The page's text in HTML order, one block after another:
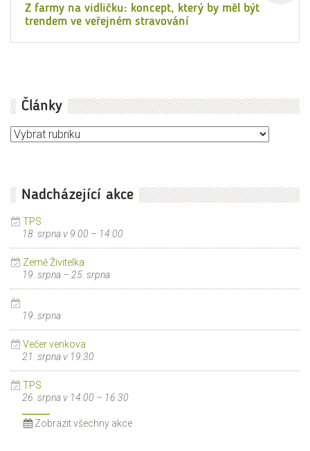
Následující
příspěvek:
Z farmy na vidličku: koncept, který by měl být
trendem ve veřejném stravování
Články
Články
Nadcházející akce
TPS
18. srpna v 9:00 – 14:00
Země Živitelka
19. srpna – 25. srpna
19. srpna
Večer venkova
21. srpna v 19:30
TPS
26. srpna v 14:00 – 16:30
Zobrazit všechny akce